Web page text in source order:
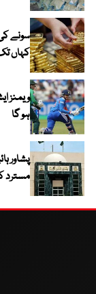
سونے
کہاں
ہو گا
پشاور
مسترد